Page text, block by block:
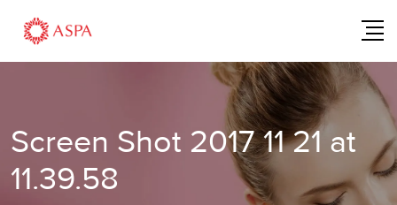
content
Screen Shot 2017 11 21 at
11.39.58